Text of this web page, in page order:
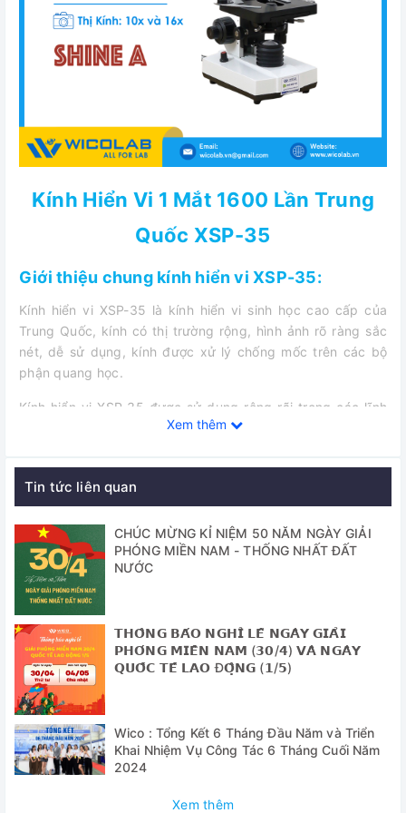
Kính Hiển Vi 1 Mắt 1600 Lần Trung
Quốc XSP-35
Giới thiệu chung kính hiển vi XSP-35:
Kính hiển vi XSP-35 là kính hiển vi sinh học cao cấp của
Trung Quốc, kính có thị trường rộng, hình ảnh rõ ràng sắc
nét, dễ sử dụng, kính được xử lý chống mốc trên các bộ
phận quang học.
Kính hiển vi XSP-35 được sử dụng rộng rãi trong các lĩnh
vực khác như: Giáo dục, Nông nghiệp, Y tế, Công nghệ
Cung cấp bao gồm:
- Kính hiển vi XSP-35: 1 chiếc
- Thị kính 10X: 1 chiếc và 16X: 1 chiếc
- Vật kính: 4X, 10X, 40X và 100X
- Hướng dẫn lắt đặt, sử dụng
- Thùng xốp bảo vệ
- Túi che chắn bụi bảo vệ kính
Thông số kỹ thuật
Model
Xem thêm
Tin tức liên quan
CHÚC MỪNG KỈ NIỆM 50 NĂM NGÀY GIẢI
PHÓNG MIỀN NAM - THỐNG NHẤT ĐẤT
NƯỚC
𝗧𝗛𝗢̂𝗡𝗚 𝗕𝗔́𝗢 𝗡𝗚𝗛𝗜̉ 𝗟𝗘̂̃ 𝗡𝗚𝗔̀𝗬 𝗚𝗜𝗔̉𝗜
𝗣𝗛𝗢́𝗡𝗚 𝗠𝗜𝗘̂̀𝗡 𝗡𝗔𝗠 (𝟯𝟬/𝟰) 𝗩𝗔̀ 𝗡𝗚𝗔̀𝗬
𝗤𝗨𝗢̂́𝗖 𝗧𝗘̂́ 𝗟𝗔𝗢 Đ𝗢̣̂𝗡𝗚 (𝟭/𝟱)
Wico : Tổng Kết 6 Tháng Đầu Năm và Triển
Khai Nhiệm Vụ Công Tác 6 Tháng Cuối Năm
2024
Xem thêm